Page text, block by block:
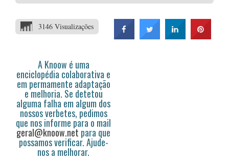
3146 Visualizações
A Knoow é uma
enciclopédia colaborativa e
em permamente adaptação
e melhoria. Se detetou
alguma falha em algum dos
nossos verbetes, pedimos
que nos informe para o mail
geral@knoow.net para que
possamos verificar. Ajude-
nos a melhorar.